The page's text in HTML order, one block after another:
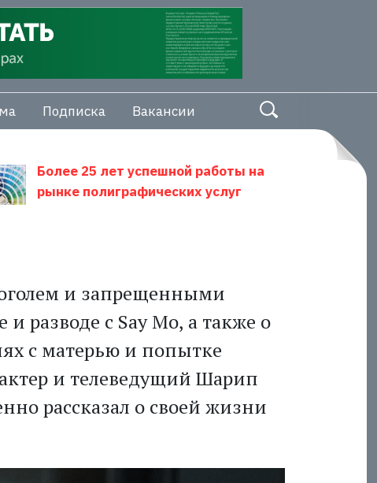
Подписка Вакансии
Более 25 лет успешной работы на
рынке полиграфических услуг
и запрещенными
разводе c Say Mo, а также о
с матерью и попытке
и телеведущий Шарип
рассказал о своей жизни